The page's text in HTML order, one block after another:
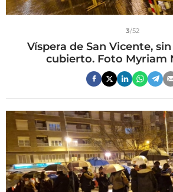
3/52
Víspera de San Vicente,
cubierto. Foto Myriam